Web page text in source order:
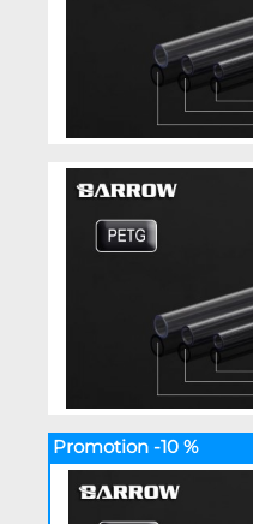
Promotion -10 %